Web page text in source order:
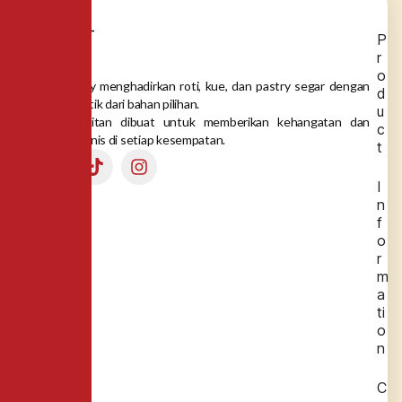
Dea Bakery menghadirkan roti, kue, dan pastry segar dengan
rasa autentik dari bahan pilihan.
Setiap gigitan dibuat untuk memberikan kehangatan dan
momen manis di setiap kesempatan.
P
r
o
d
u
c
t
I
n
f
o
r
m
a
ti
o
n
C